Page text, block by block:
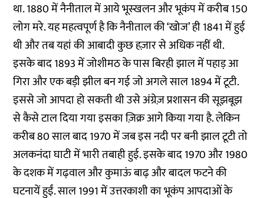
था. 1880 में नैनीताल में आये भूस्खलन और भूकंप में करीब 150
लोग मरे. यह महत्वपूर्ण है कि नैनीताल की ‘खोज’ ही 1841 में हुई
थी और तब यहां की आबादी कुछ हज़ार से अधिक नहीं थी.
इसके बाद 1893 में जोशीमठ के पास बिरही झाल में पहाड़ आ
गिरा और एक बड़ी झील बन गई जो अगले साल 1894 में टूटी.
इससे जो आपदा हो सकती थी उसे अंग्रेज़ प्रशासन की सूझबूझ
से कैसे टाल दिया गया इसका ज़िक्र आगे किया गया है. लेकिन
करीब 80 साल बाद 1970 में जब इस नदी पर बनी झाल टूटी तो
अलकनंदा घाटी में भारी तबाही हुई. इसके बाद 1970 और 1980
के दशक में गढ़वाल और कुमाऊं बाढ़ और बादल फटने की
घटनायें हुईं. साल 1991 में उत्तरकाशी का भूकंप आपदाओं के